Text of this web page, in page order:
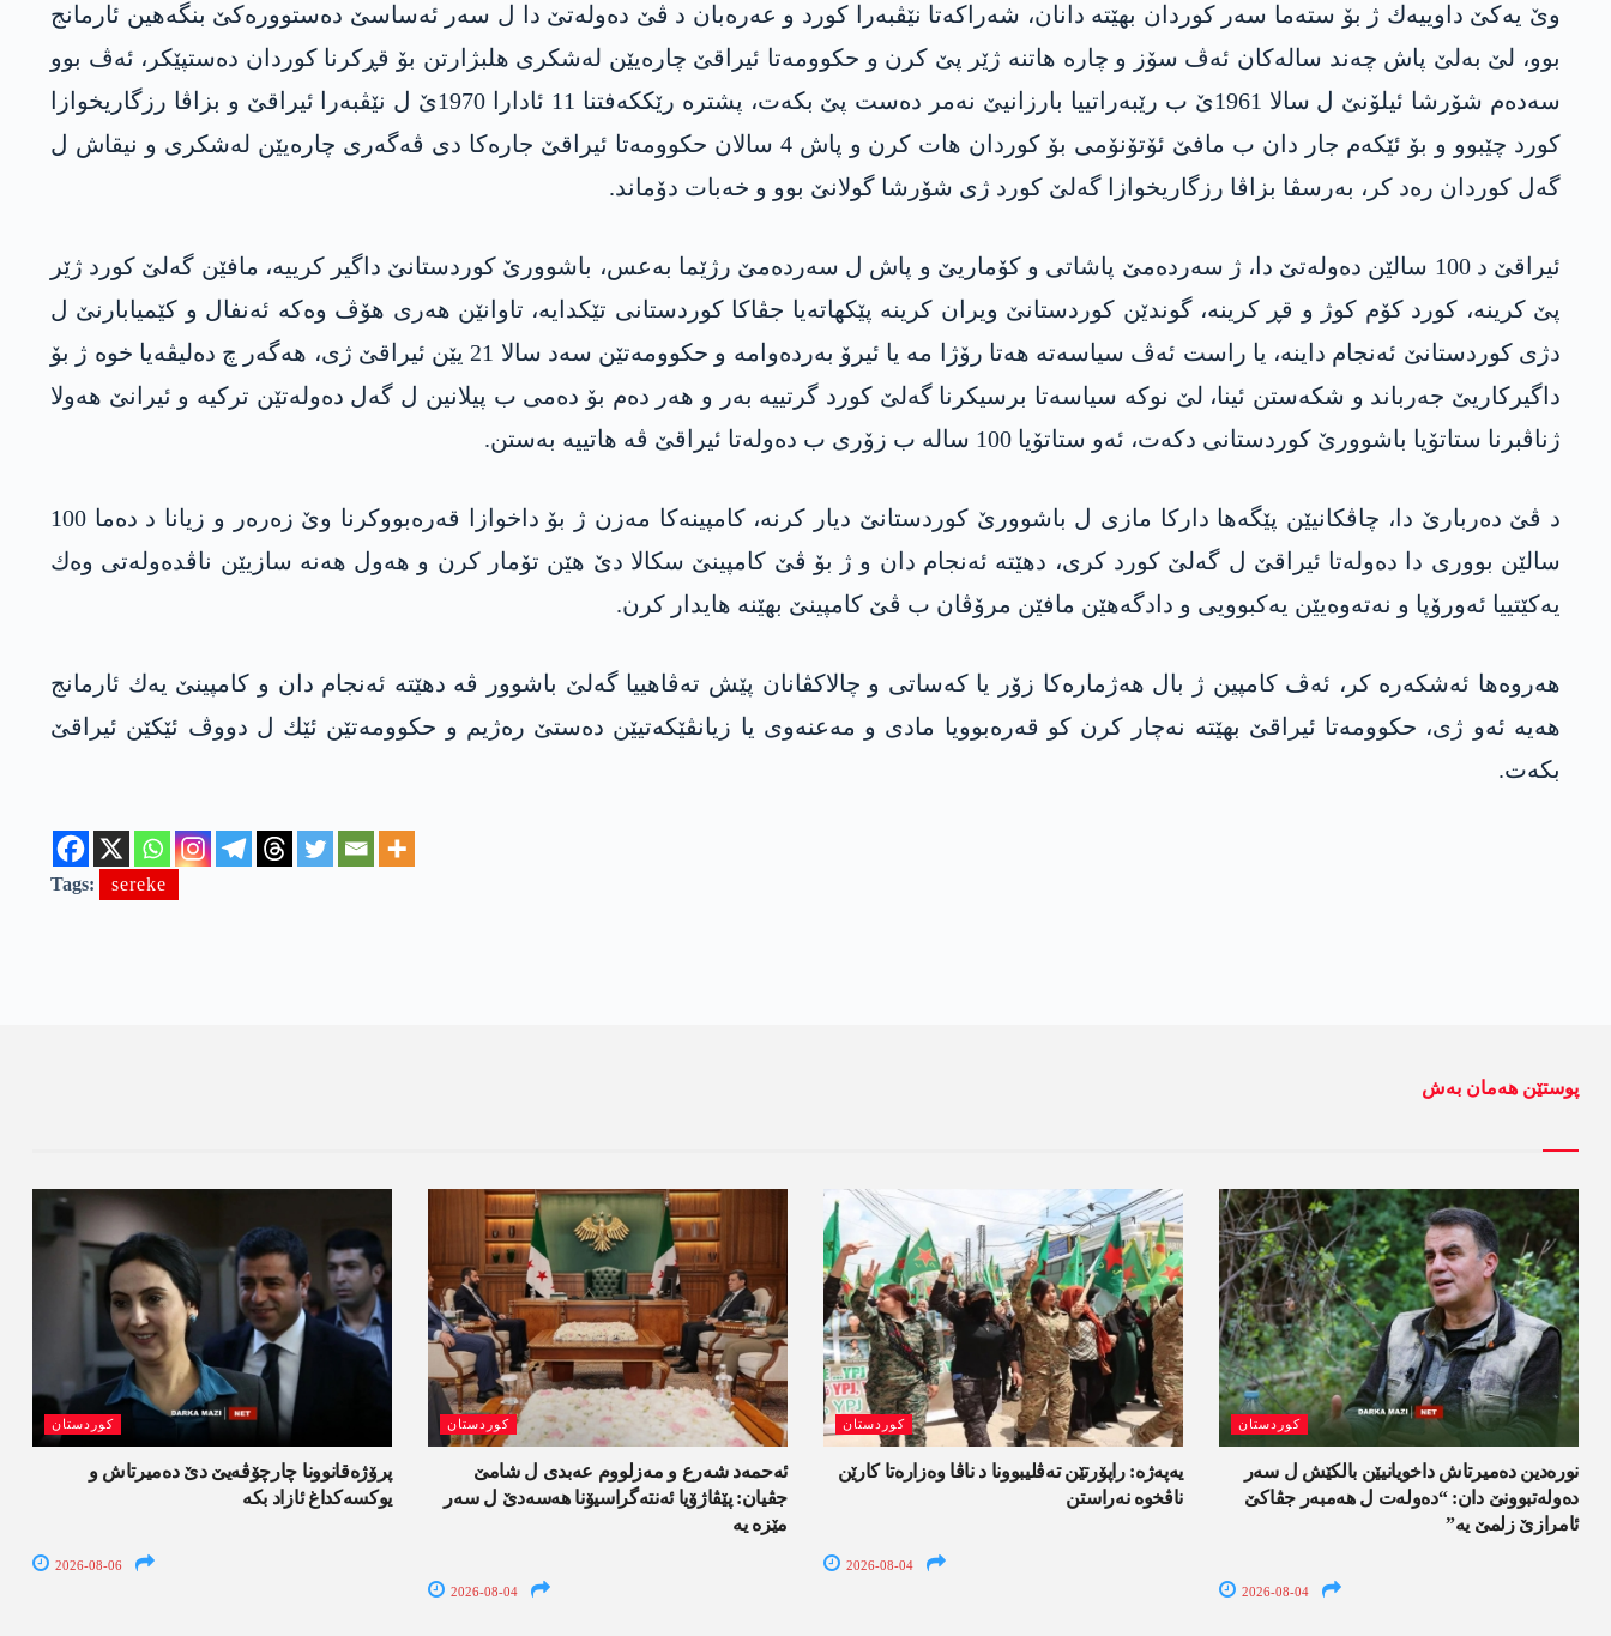
وێ یه‌كێ داوییه‌ك ژ بۆ سته‌ما سه‌ر كوردان بهێته‌ دانان، شه‌راكه‌تا نێڤبه‌را كورد و عه‌ره‌بان د ڤێ ده‌وله‌تێ دا ل سه‌ر ئه‌ساسێ ده‌ستووره‌كێ بنگه‌هین ئارمانج
بوو، لێ به‌لێ پاش چه‌ند ساله‌كان ئه‌ڤ سۆز و چاره‌ هاتنه‌ ژێر پێ كرن و حكوومه‌تا ئیراقێ چاره‌یێن له‌شكری هلبژارتن بۆ قڕكرنا كوردان ده‌ستپێكر، ئه‌ڤ بوو
سه‌ده‌م شۆرشا ئیلۆنێ ل سالا 1961ێ ب رێبه‌راتییا بارزانیێ نه‌مر ده‌ست پێ بكه‌ت، پشتره‌ رێككه‌فتنا 11 ئادارا 1970ێ ل نێڤبه‌را ئیراقێ و بزاڤا رزگاریخوازا
كورد چێبوو و بۆ ئێكه‌م جار دان ب مافێ ئۆتۆنۆمی بۆ كوردان هات كرن و پاش 4 سالان حكوومه‌تا ئیراقێ جاره‌كا دی ڤه‌گه‌ری چاره‌یێن له‌شكری و نیقاش ل
گه‌ل كوردان ره‌د كر، به‌رسڤا بزاڤا رزگاریخوازا گه‌لێ كورد ژی شۆرشا گولانێ بوو و خه‌بات دۆماند.
ئیراقێ د 100 سالێن ده‌وله‌تێ دا‌، ژ سه‌رده‌مێ پاشاتی و كۆماریێ و پاش ل سه‌رده‌مێ رژێما به‌عس، باشوورێ كوردستانێ داگیر كرییه‌، مافێن گه‌لێ كورد ژێر
پێ كرینه‌، كورد كۆم كوژ و قڕ كرینه‌، گوندێن كوردستانێ ویران كرینه‌ پێكهاته‌یا جڤاكا كوردستانی تێكدایه‌، تاوانێن هه‌ری هۆڤ وه‌كه‌ ئه‌نفال و كێمیابارنێ ل
دژی كوردستانێ ئه‌نجام داینه‌، یا راست ئه‌ڤ سیاسه‌ته‌ هه‌تا رۆژا مه‌ یا ئیرۆ به‌رده‌وامه‌ و حكوومه‌تێن سه‌د سالا 21 یێن ئیراقێ ژی، هه‌گه‌ر چ ده‌لیڤه‌یا خوه‌ ژ بۆ
داگیركاریێ جه‌رباند و شكه‌ستن ئینا، لێ نوكه‌ سیاسه‌تا برسیكرنا گه‌لێ كورد گرتییه‌ به‌ر و هه‌ر ده‌م بۆ ده‌می ب پیلانین ل گه‌ل ده‌وله‌تێن تركیه‌ و ئیرانێ هه‌ولا
ژناڤبرنا ستاتۆیا باشوورێ كوردستانی دكه‌ت، ئه‌و ستاتۆیا 100 ساله‌ ب زۆری ب ده‌وله‌تا ئیراقێ ڤه‌ هاتییه‌ به‌ستن.
د ڤێ ده‌ربارێ دا، چاڤكانیێن پێگه‌ها داركا مازی ل باشوورێ كوردستانێ دیار كرنه‌، كامپینه‌كا مه‌زن ژ بۆ داخوازا قه‌ره‌بووكرنا وێ زه‌ره‌ر و زیانا د ده‌ما 100
سالێن بووری دا ده‌وله‌تا ئیراقێ ل گه‌لێ كورد كری، دهێته‌ ئه‌نجام دان و ژ بۆ ڤێ كامپینێ سكالا دێ هێن تۆمار كرن و هه‌ول هه‌نه‌ سازیێن ناڤده‌وله‌تی وه‌ك
یه‌كێتییا ئه‌ورۆپا و نه‌ته‌وه‌یێن یه‌كبوویی و دادگه‌هێن مافێن مرۆڤان ب ڤێ كامپینێ بهێنه‌ هایدار كرن.
هه‌روه‌ها ئه‌شكه‌ره‌ كر، ئه‌ڤ كامپین ژ بال هه‌ژماره‌كا زۆر یا كه‌ساتی و چالاكڤانان پێش ته‌ڤاهییا گه‌لێ باشوور ڤه‌ دهێته‌ ئه‌نجام دان و كامپینێ یه‌ك ئارمانج
هه‌یه‌ ئه‌و ژی، حكوومه‌تا ئیراقێ بهێته‌ نه‌چار كرن كو قه‌ره‌بوویا مادی و مه‌عنه‌وی یا زیانڤێكه‌تیێن ده‌ستێ ره‌ژیم و حكوومه‌تێن ئێك ل دووڤ ئێكێن ئیراقێ
بكه‌ت.
Tags: sereke
پوستێن ھەمان بەش
کوردستان
پرۆژەقانوونا چارچۆڤەیێ دێ دەمیرتاش و
یوکسەکداغ ئازاد بکە
2026-08-06
کوردستان
ئەحمەد شەرع و مەزلووم عەبدی ل شامێ
جڤیان: پێڤاژۆیا ئەنتەگراسیۆنا ھەسەدێ ل سەر
مێزە یە
2026-08-04
کوردستان
یەپەژە: راپۆرتێن تەڤلیبوونا د ناڤا وەزارەتا کارێن
ناڤخوە نەراستن
2026-08-04
کوردستان
نورەدین دەمیرتاش داخویانیێن بالکێش ل سەر
دەولەتبوونێ دان: “دەولەت ل ھەمبەر جڤاکێ
ئامرازێ زلمێ یە”
2026-08-04